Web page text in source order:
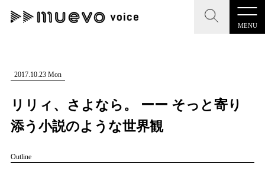
MENU
CLOSE
記事を検索する
人気ワード
CLOSE
"読者の声を形にする”音楽特化メディア
MENU
2017.10.23 Mon
リリィ、さよなら。 ーー そっと寄り
添う小説のような世界観
Outline